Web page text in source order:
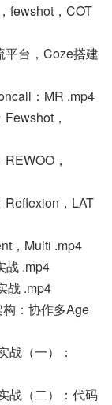
fewshot，COT
台，Coze搭建
：MR .mp4
，
，
Reflexion，LAT
，Multi .mp4
战 .mp4
战 .mp4
：协作多Age
战（一）：
战（二）：代码